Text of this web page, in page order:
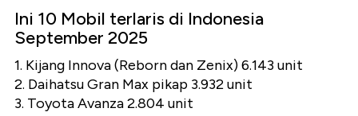
Ini 10 Mobil terlaris di Indonesia
September 2025
1. Kijang Innova (Reborn dan Zenix) 6.143 unit
2. Daihatsu Gran Max pikap 3.932 unit
3. Toyota Avanza 2.804 unit